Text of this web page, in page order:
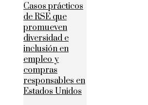
Casos prácticos
de RSE que
promueven
diversidad e
inclusión en
empleo y
compras
responsables en
Estados Unidos